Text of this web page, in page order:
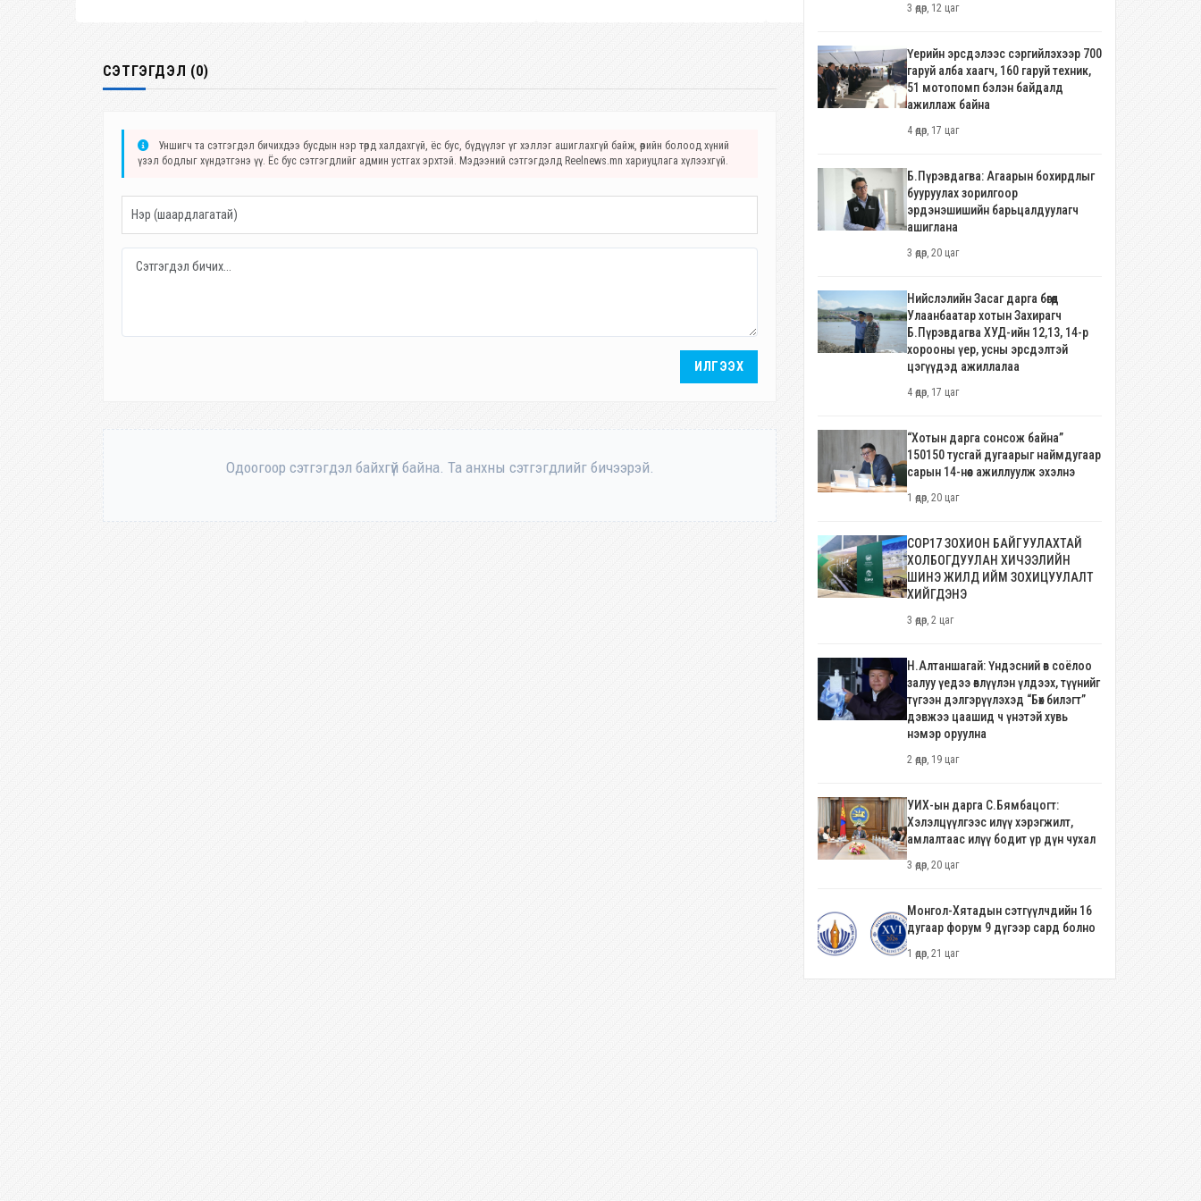
СЭТГЭГДЭЛ (0)
Уншигч та сэтгэгдэл бичихдээ бусдын нэр төрд халдахгүй, ёс бус, бүдүүлэг үг хэллэг ашиглахгүй байж, өөрийн болоод хүний
үзэл бодлыг хүндэтгэнэ үү. Ёс бус сэтгэгдлийг админ устгах эрхтэй. Мэдээний сэтгэгдэлд Reelnews.mn хариуцлага хүлээхгүй.
ИЛГЭЭХ
Одоогоор сэтгэгдэл байхгүй байна. Та анхны сэтгэгдлийг бичээрэй.
3 өдөр, 12 цаг
Үерийн эрсдэлээс сэргийлэхээр 700
гаруй алба хаагч, 160 гаруй техник,
51 мотопомп бэлэн байдалд
ажиллаж байна
4 өдөр, 17 цаг
Б.Пүрэвдагва: Агаарын бохирдлыг
бууруулах зорилгоор
эрдэнэшишийн барьцалдуулагч
ашиглана
3 өдөр, 20 цаг
Нийслэлийн Засаг дарга бөгөөд
Улаанбаатар хотын Захирагч
Б.Пүрэвдагва ХУД-ийн 12,13, 14-р
хорооны үер, усны эрсдэлтэй
цэгүүдэд ажиллалаа
4 өдөр, 17 цаг
“Хотын дарга сонсож байна”
150150 тусгай дугаарыг наймдугаар
сарын 14-нөөс ажиллуулж эхэлнэ
1 өдөр, 20 цаг
COP17 ЗОХИОН БАЙГУУЛАХТАЙ
ХОЛБОГДУУЛАН ХИЧЭЭЛИЙН
ШИНЭ ЖИЛД ИЙМ ЗОХИЦУУЛАЛТ
ХИЙГДЭНЭ
3 өдөр, 2 цаг
Н.Алтаншагай: Үндэсний өв соёлоо
залуу үедээ өвлүүлэн үлдээх, түүнийг
түгээн дэлгэрүүлэхэд “Бөх билэгт”
дэвжээ цаашид ч үнэтэй хувь
нэмэр оруулна
2 өдөр, 19 цаг
УИХ-ын дарга С.Бямбацогт:
Хэлэлцүүлгээс илүү хэрэгжилт,
амлалтаас илүү бодит үр дүн чухал
3 өдөр, 20 цаг
Монгол-Хятадын сэтгүүлчдийн 16
дугаар форум 9 дүгээр сард болно
1 өдөр, 21 цаг